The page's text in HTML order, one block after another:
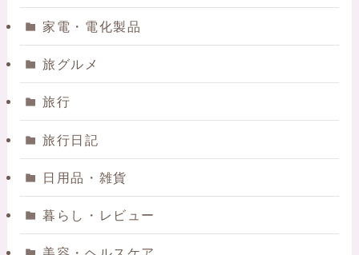
家電・電化製品
旅グルメ
旅行
旅行日記
日用品・雑貨
暮らし・レビュー